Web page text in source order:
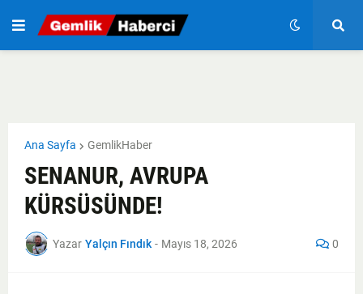
Ana Sayfa GemlikHaber
SENANUR, AVRUPA
KÜRSÜSÜNDE!
Yazar Yalçın Fındık - Mayıs 18, 2026 0